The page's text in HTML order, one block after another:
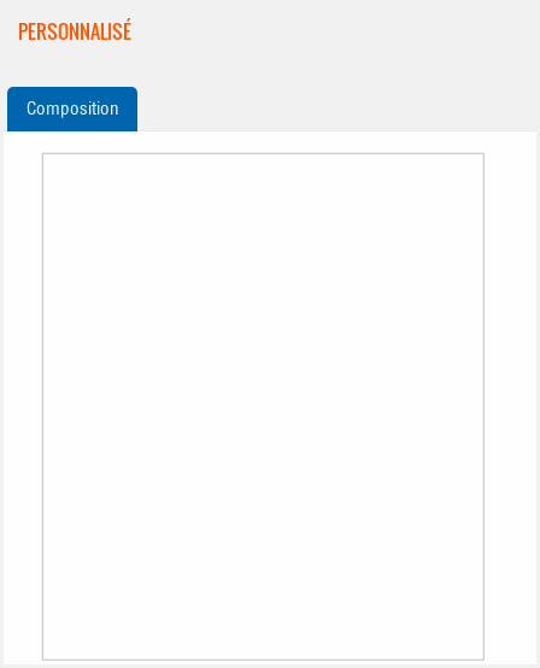
PERSONNALISÉ
Composition